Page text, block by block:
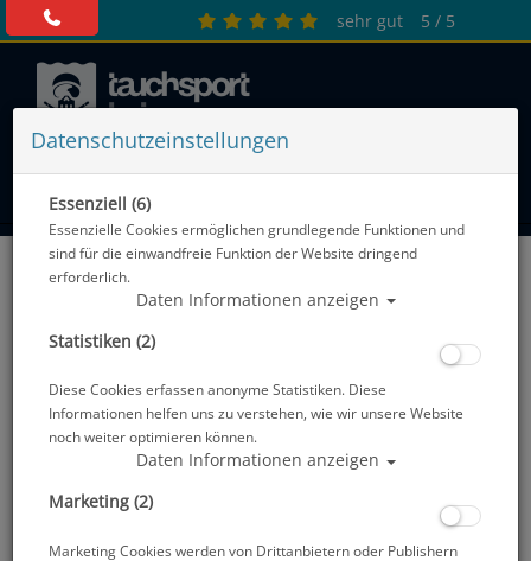
sehr gut 5 / 5
Beste Unterwasserkamera 2022:
Unterwasserkameras im Vergleich
Schnorcheln garantiert zum besten Preis! Vergleiche unsere
aktuellen Angebote im online Tauchshop. Finde deine
günstige Unterwasserkamera von den besten Herstellern und
das passende Zubehör. Egal ob Kompaktkameras oder
Digitalkamera für Fotos und Videos. Bekannte Hersteller, wie:
Nikon, Sony oder auch Actioncam. Wir beraten dich gern,
welche Unterwasserkamera für dich die richtige ist. Hier
findest du eine Kaufberatung zu den
Unterwasserkameras 2022
Datenschutzeinstellungen
Essenziell (6)
Essenzielle Cookies ermöglichen grundlegende Funktionen und
sind für die einwandfreie Funktion der Website dringend
erforderlich.
Daten Informationen anzeigen
Statistiken (2)
Diese Cookies erfassen anonyme Statistiken. Diese
Informationen helfen uns zu verstehen, wie wir unsere Website
noch weiter optimieren können.
Daten Informationen anzeigen
Marketing (2)
Marketing Cookies werden von Drittanbietern oder Publishern